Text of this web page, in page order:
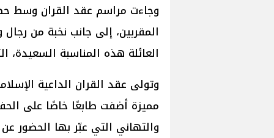
وجاءت مراسم عقد القران وسط
المقربين، إلى جانب نخبة من
العائلة هذه المناسبة
وتولى عقد القران الداعية
مميزة أضفت طابعًا خاصًا على
والتهاني التي عبّر بها الحضور